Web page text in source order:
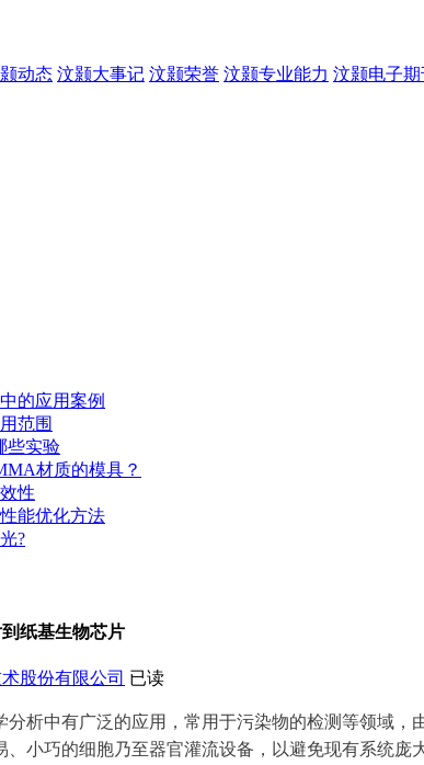
动态 汶颢大事记 汶颢荣誉 汶颢专业能力 汶颢电子期
的应用案例
范围
些实验
材质的模具？
性
能优化方法
?
纸基生物芯片
股份有限公司 已读
分析中有广泛的应用，常用于污染物的检测等领域
小巧的细胞乃至器官灌流设备，以避免现有系统